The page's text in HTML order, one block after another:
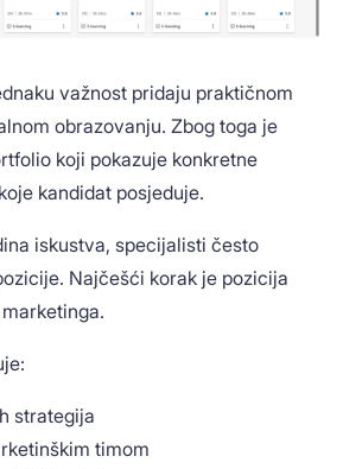
važnost pridaju praktičnom
obrazovanju. Zbog toga je
koji pokazuje konkretne
kandidat posjeduje.
iskustva, specijalisti često
Najčešći korak je pozicija
strategija
timom